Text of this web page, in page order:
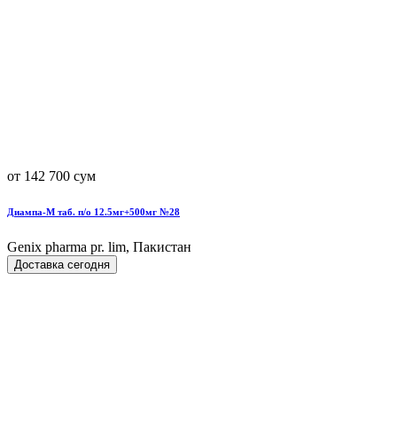
от 142 700 сум
Диампа-М таб. п/о 12.5мг+500мг №28
Genix pharma pr. lim, Пакистан
Доставка сегодня